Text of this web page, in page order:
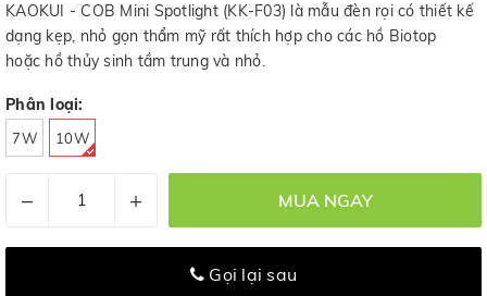
KAOKUI - COB Mini Spotlight (KK-F03) là mẫu đèn rọi có thiết kế
dạng kẹp, nhỏ gọn thẩm mỹ rất thích hợp cho các hồ Biotop
hoặc hồ thủy sinh tầm trung và nhỏ.
Phân loại:
7W 10W
– + MUA NGAY
Gọi lại sau